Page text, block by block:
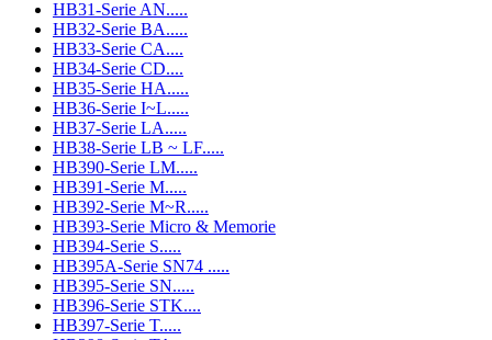
HB31-Serie AN.....
HB32-Serie BA.....
HB33-Serie CA....
HB34-Serie CD....
HB35-Serie HA.....
HB36-Serie I~L.....
HB37-Serie LA.....
HB38-Serie LB ~ LF.....
HB390-Serie LM.....
HB391-Serie M.....
HB392-Serie M~R.....
HB393-Serie Micro & Memorie
HB394-Serie S.....
HB395A-Serie SN74 .....
HB395-Serie SN.....
HB396-Serie STK....
HB397-Serie T.....